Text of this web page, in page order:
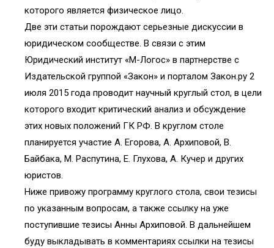
которого является физическое лицо.
Две эти статьи порождают серьезные дискуссии в
юридическом сообществе. В связи с этим
Юридический институт «М-Логос» в партнерстве с
Издательской группой «Закон» и порталом Закон.ру 2
июля 2015 года проводит научный круглый стол, в цели
которого входит критический анализ и обсуждение
этих новых положений ГК РФ. В круглом столе
планируется участие А. Егорова, А. Архиповой, В.
Байбака, М. Распутина, Е. Глухова, А. Кучер и других
юристов.
Ниже привожу программу круглого стола, свои тезисы
по указанным вопросам, а также ссылку на уже
поступившие тезисы Анны Архиповой. В дальнейшем
буду выкладывать в комментариях ссылки на тезисы